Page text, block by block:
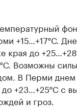
+15…+17°С.
края до
Возможны
В Перми днем
+23…+25°С с
и гроз.